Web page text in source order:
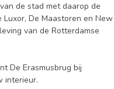
de stad met daarop de
Luxor, De Maastoren en New
van de Rotterdamse
De Erasmusbrug bij
interieur.